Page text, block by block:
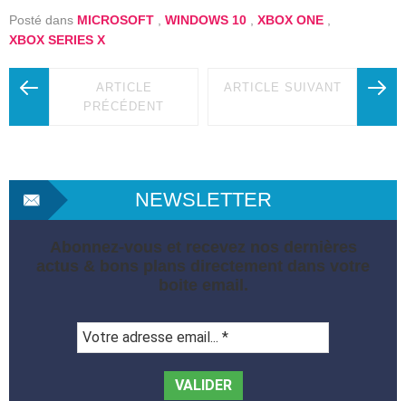
Posté dans MICROSOFT WINDOWS 10 XBOX ONE
XBOX SERIES X
ARTICLE
PRÉCÉDENT
ARTICLE SUIVANT
NEWSLETTER
Abonnez-vous et recevez nos dernières
actus & bons plans directement dans votre
boite email.
adresse